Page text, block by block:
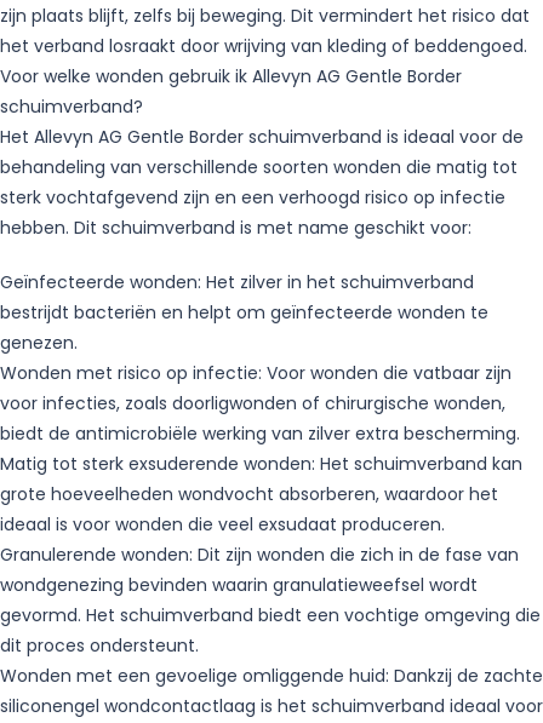
zijn plaats blijft, zelfs bij beweging. Dit vermindert het risico dat
het verband losraakt door wrijving van kleding of beddengoed.
Voor welke wonden gebruik ik Allevyn AG Gentle Border
schuimverband?
Het Allevyn AG Gentle Border schuimverband is ideaal voor de
behandeling van verschillende soorten wonden die matig tot
sterk vochtafgevend zijn en een verhoogd risico op infectie
hebben. Dit schuimverband is met name geschikt voor:
Geïnfecteerde wonden: Het zilver in het schuimverband
bestrijdt bacteriën en helpt om geïnfecteerde wonden te
genezen.
Wonden met risico op infectie: Voor wonden die vatbaar zijn
voor infecties, zoals doorligwonden of chirurgische wonden,
biedt de antimicrobiële werking van zilver extra bescherming.
Matig tot sterk exsuderende wonden: Het schuimverband kan
grote hoeveelheden wondvocht absorberen, waardoor het
ideaal is voor wonden die veel exsudaat produceren.
Granulerende wonden: Dit zijn wonden die zich in de fase van
wondgenezing bevinden waarin granulatieweefsel wordt
gevormd. Het schuimverband biedt een vochtige omgeving die
dit proces ondersteunt.
Wonden met een gevoelige omliggende huid: Dankzij de zachte
siliconengel wondcontactlaag is het schuimverband ideaal voor